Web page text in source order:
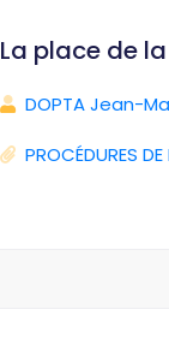
La place de
DOPTA Jean-
PROCÉDURES